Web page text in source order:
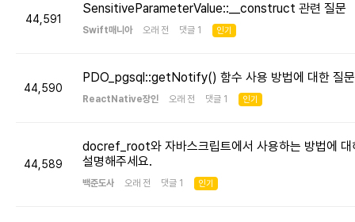
44,591
SensitiveParameterValue::__construct 관련 질문
Swift매니아 오래 전 댓글 1 인기
44,590
PDO_pgsql::getNotify() 함수 사용 방법에 대한 질문
ReactNative장인 오래 전 댓글 1 인기
44,589
docref_root와 자바스크립트에서 사용하는 방법에 대
설명해주세요.
백준도사 오래 전 댓글 1 인기